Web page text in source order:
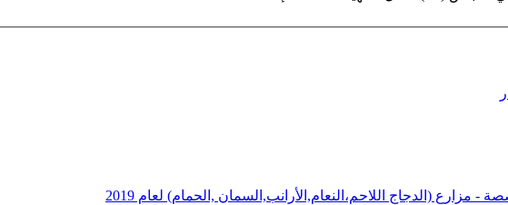
(الدجاج اللاحم،النعام,الأرانب,السمان ,الحمام) لعام 2019